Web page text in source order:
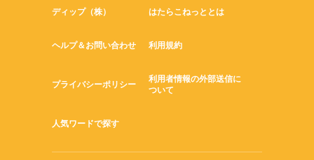
ディップ（株） はたらこねっととは
ヘルプ＆お問い合わせ 利用規約
プライバシーポリシー
利用者情報の外部送信に
ついて
人気ワードで探す